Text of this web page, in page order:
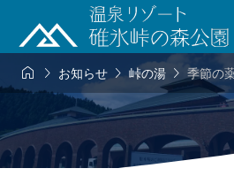
  お知らせ峠の湯 季節の